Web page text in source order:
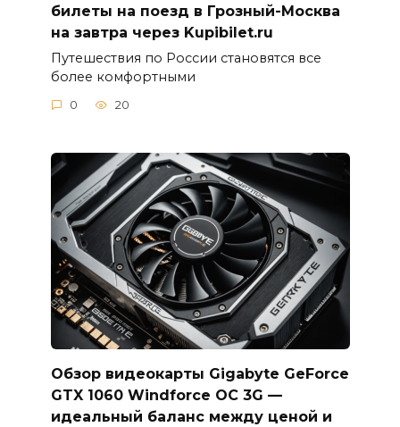
билеты на поезд в Грозный-Москва
на завтра через Kupibilet.ru
Путешествия по России становятся все
более комфортными
0 20
Обзор видеокарты Gigabyte GeForce
GTX 1060 Windforce OC 3G —
идеальный баланс между ценой и